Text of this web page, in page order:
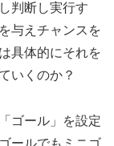
判断し実行す
与えチャンスを
具体的にそれを
いくのか？
ゴール」を設定
ールでもミニゴ